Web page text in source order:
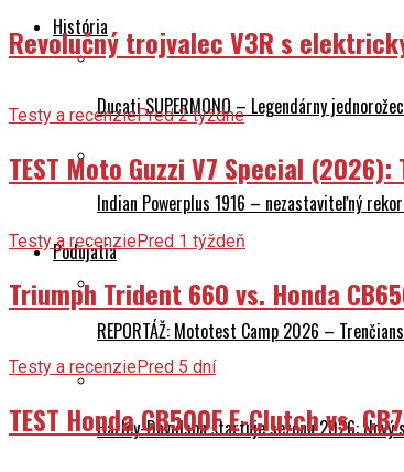
História
Ducati SUPERMONO – Legendárny jednorožec
Indian Powerplus 1916 – nezastaviteľný
Podujatia
REPORTÁŽ: Mototest Camp 2026 –
Harley-Davidson štartuje sezónu 2026: Nový
Revolučný trojvalec V3R s
Testy a recenziePred 2 týždne
TEST Moto Guzzi V7 Special
Testy a recenziePred 1 týždeň
Triumph Trident 660 vs. Honda
Testy a recenziePred 5 dní
TEST Honda CB500F E-Clutch vs.